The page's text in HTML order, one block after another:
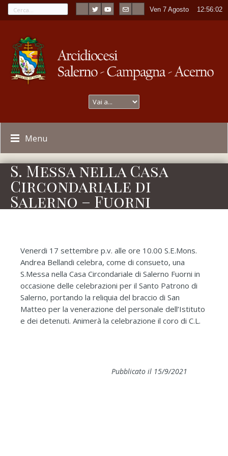
Ven 7 Agosto 12:56:02
Menu
S. Messa nella Casa
Circondariale di
Salerno – Fuorni
Venerdi 17 settembre p.v. alle ore 10.00 S.E.Mons.
Andrea Bellandi celebra, come di consueto, una
S.Messa nella Casa Circondariale di Salerno Fuorni in
occasione delle celebrazioni per il Santo Patrono di
Salerno, portando la reliquia del braccio di San
Matteo per la venerazione del personale dell’Istituto
e dei detenuti. Animerà la celebrazione il coro di C.L.
Pubblicato il 15/9/2021